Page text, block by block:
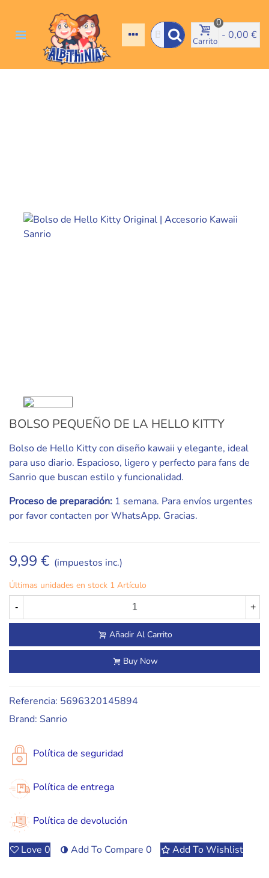
Carrito
0
- 0,00 €
BOLSO PEQUEÑO DE LA HELLO KITTY
Bolso de Hello Kitty con diseño kawaii y elegante, ideal
para uso diario. Espacioso, ligero y perfecto para fans de
Sanrio que buscan estilo y funcionalidad.
Proceso de preparación: 1 semana. Para envíos urgentes
por favor contacten por WhatsApp. Gracias.
9,99 € (impuestos inc.)
Últimas unidades en stock 1 Artículo
- +
Añadir Al Carrito
Buy Now
Referencia: 5696320145894
Brand: Sanrio
Política de seguridad
Política de entrega
Política de devolución
Love 0 Add To Compare 0 Add To Wishlist